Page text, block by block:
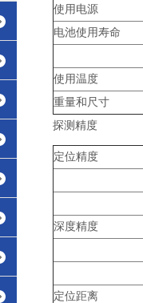
使用电源
电池使用寿命
使用温度
重量和尺寸
探测精度
定位精度
深度精度
定位距离